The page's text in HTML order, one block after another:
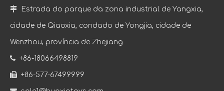
 Estrada do parque da zona industrial de Yangxia,
cidade de Qiaoxia, condado de Yongjia, cidade de
Wenzhou, província de Zhejiang
 +86-18066498819
 +86-577-67499999